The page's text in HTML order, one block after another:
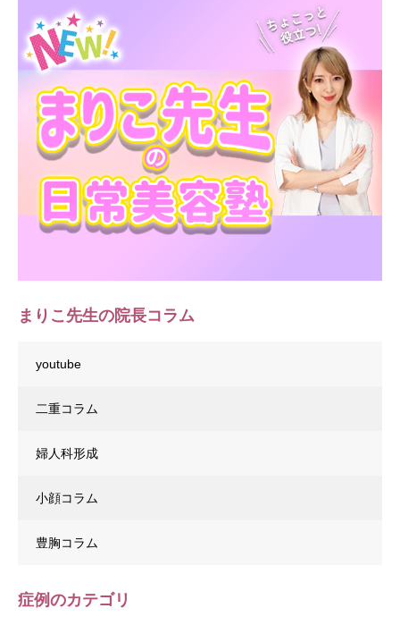
まりこ先生の院長コラム
youtube
二重コラム
婦人科形成
小顔コラム
豊胸コラム
症例のカテゴリ